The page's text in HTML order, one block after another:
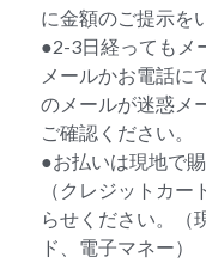
に金額のご提示を
●2-3日経ってもメ
メールかお電話に
のメールが迷惑メ
ご確認ください。
●お払いは現地で
（クレジットカ
らせください。（
ド、電子マネー）